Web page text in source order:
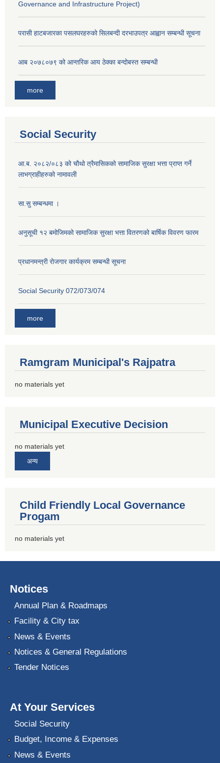
Governance and Infrastructure Project)
परासी हाटबजारका पसलघरहरुको सिलबन्दी दरभाउपत्र आह्वान सम्बन्धी सूचना
आ‍ब २०७८०७९ को आन्तरिक आय ठेक्का बन्दोबस्त सम्बन्धी
more
Social Security
आ.ब. २०८२/०८३ को चौथो त्रैमासिकको सामाजिक सुरक्षा भत्ता प्राप्त गर्ने
लाभग्राहीहरुको नामावली
सा.सु सम्बन्धमा ।
अनुसूची १२ बमोजिमको सामाजिक सुरक्षा भत्ता वितरणको बार्षिक विवरण फारम
प्रधानमन्त्री राेजगार कार्यक्रम सम्बन्धी सूचना
Social Security 072/073/074
more
Ramgram Municipal's Rajpatra
no materials yet
Municipal Executive Decision
no materials yet
अन्य
Child Friendly Local Governance
Progam
no materials yet
Notices
Annual Plan & Roadmaps
Facility & City tax
News & Events
Notices & General Regulations
Tender Notices
At Your Services
Social Security
Budget, Income & Expenses
News & Events